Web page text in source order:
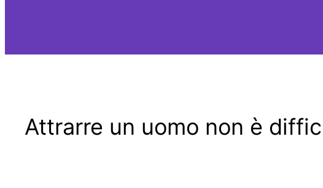
Attrarre un uomo non è